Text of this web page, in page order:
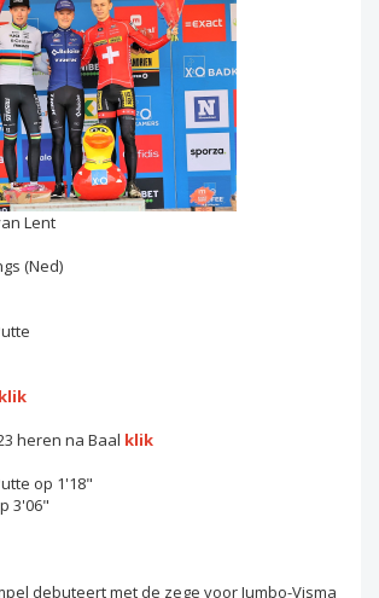
Lent
(Ned)
klik
heren na Baal klik
op 1'18"
3'06"
debuteert met de zege voor Jumbo-Visma